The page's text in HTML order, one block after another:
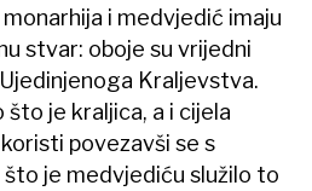
i medvjedić imaju
stvar: oboje su vrijedni
Kraljevstva.
što je kraljica, a i cijela
povezavši se s
je medvjediću služilo to